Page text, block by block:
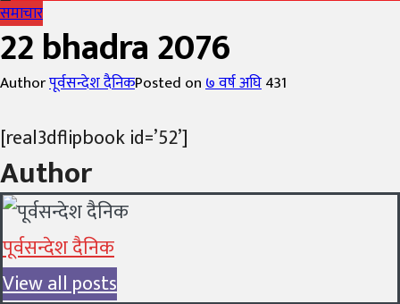
समाचार
22 bhadra 2076
Authorपूर्वसन्देश दैनिकPosted on७ वर्ष अघि431
[real3dflipbook id=’52’]
Author
पूर्वसन्देश दैनिक
View all posts